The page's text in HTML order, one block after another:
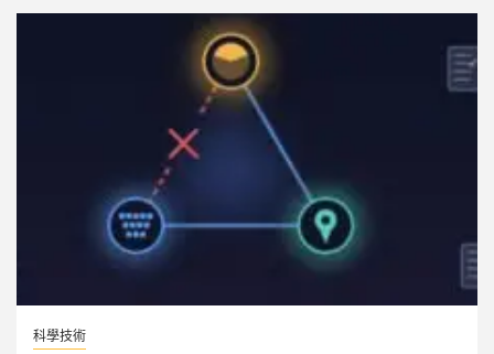
科學技術